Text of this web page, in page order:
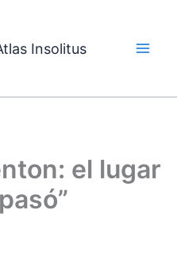
Insolitus
el lugar